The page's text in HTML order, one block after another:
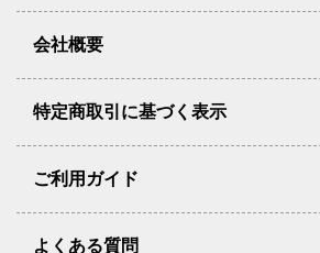
会社概要
特定商取引に基づく表示
ご利用ガイド
よくある質問